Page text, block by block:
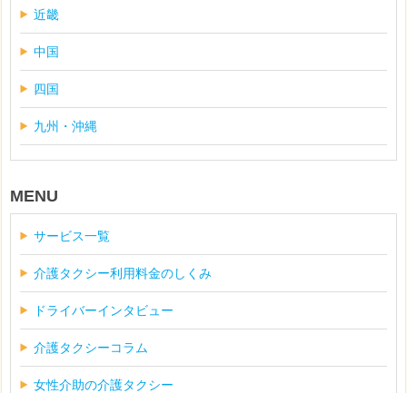
近畿
中国
四国
九州・沖縄
MENU
サービス一覧
介護タクシー利用料金のしくみ
ドライバーインタビュー
介護タクシーコラム
女性介助の介護タクシー